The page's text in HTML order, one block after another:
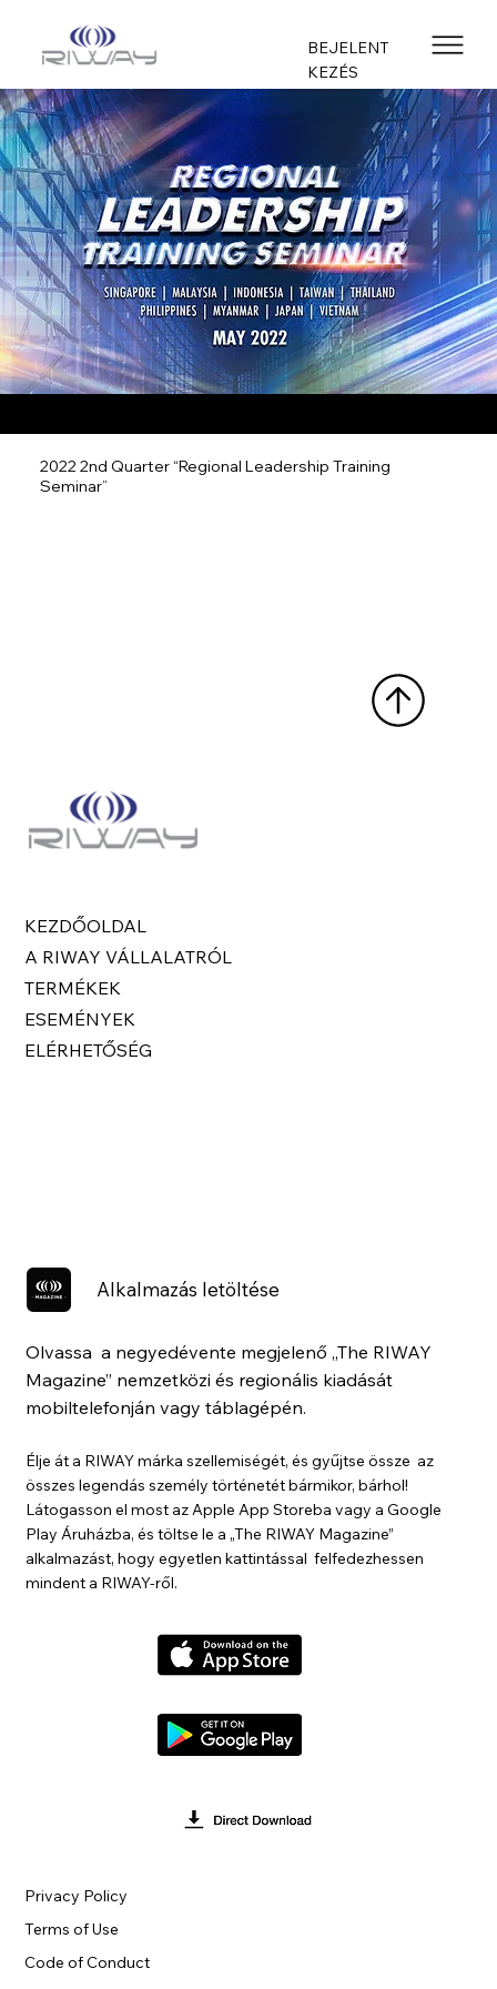
BEJELENT
KEZÉS
2022 2nd Quarter “Regional Leadership Training
Seminar”
KEZDŐOLDAL
A RIWAY VÁLLALATRÓL
TERMÉKEK
ESEMÉNYEK
ELÉRHETŐSÉG
Alkalmazás letöltése
Olvassa a negyedévente megjelenő „The RIWAY
Magazine” nemzetközi és regionális kiadását
mobiltelefonján vagy táblagépén.
Élje át a RIWAY márka szellemiségét, és gyűjtse össze az
összes legendás személy történetét bármikor, bárhol!
Látogasson el most az Apple App Storeba vagy a Google
Play Áruházba, és töltse le a „The RIWAY Magazine”
alkalmazást, hogy egyetlen kattintással felfedezhessen
mindent a RIWAY-ről.
Terms of Use
Privacy Policy
Code of Conduct